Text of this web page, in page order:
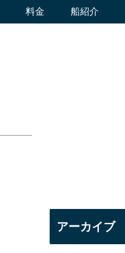
料金 船紹介
アーカイブ